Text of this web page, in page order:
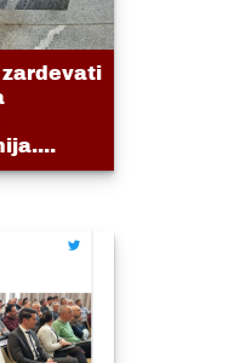
zardevati